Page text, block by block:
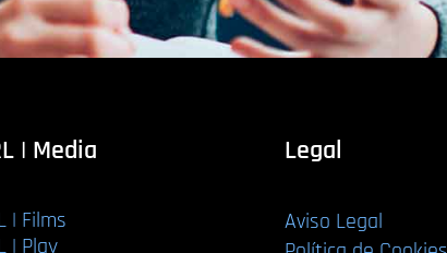
| Media
| Films
| Play
Legal
Aviso Legal